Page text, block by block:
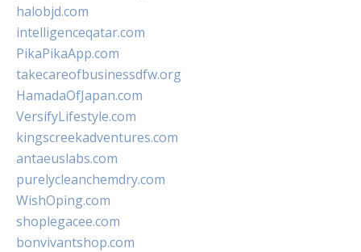
halobjd.com
intelligenceqatar.com
PikaPikaApp.com
takecareofbusinessdfw.org
HamadaOfJapan.com
VersifyLifestyle.com
kingscreekadventures.com
antaeuslabs.com
purelycleanchemdry.com
WishOping.com
shoplegacee.com
bonvivantshop.com